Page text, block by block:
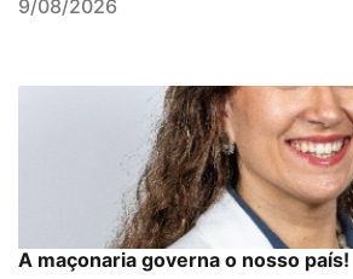
9/08/2026
A maçonaria governa o nosso país!